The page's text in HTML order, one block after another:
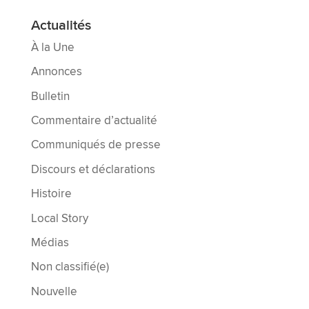
Actualités
À la Une
Annonces
Bulletin
Commentaire d’actualité
Communiqués de presse
Discours et déclarations
Histoire
Local Story
Médias
Non classifié(e)
Nouvelle